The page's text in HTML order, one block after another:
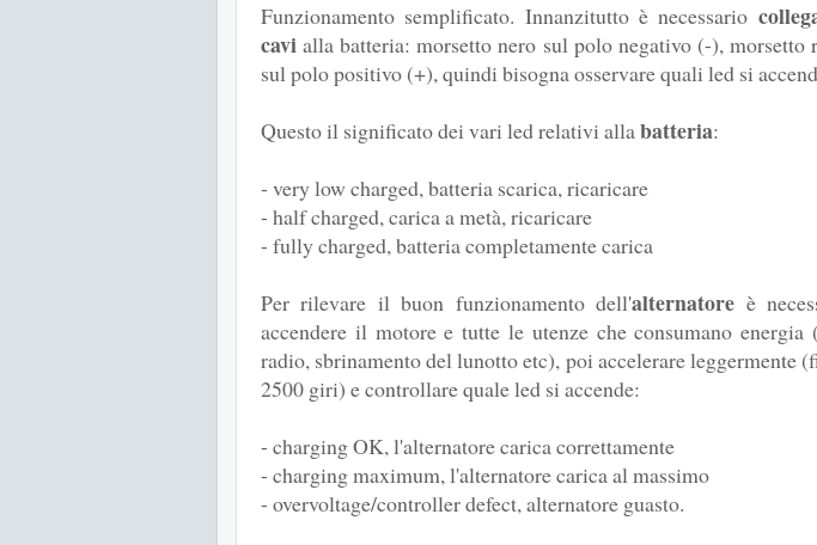
Funzionamento semplificato. Innanzitutto è necessario
cavi alla batteria: morsetto nero sul polo negativo (-), morsetto
sul polo positivo (+), quindi bisogna osservare quali led si
Questo il significato dei vari led relativi allabatteria:
- very low charged, batteria scarica, ricaricare
- half charged, carica a metà, ricaricare
- fully charged, batteria completamente carica
Per rilevare il buon funzionamento dell'alternatore è
accendere il motore e tutte le utenze che consumano energia
radio, sbrinamento del lunotto etc), poi accelerare leggermente
2500 giri) e controllare quale led si accende:
- charging OK, l'alternatore carica correttamente
- charging maximum, l'alternatore carica al massimo
- overvoltage/controller defect, alternatore guasto.